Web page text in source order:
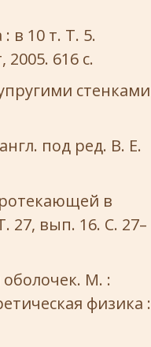
в 10 т. Т. 5.
616 с.
стенками
под ред. В. Е.
в
27, вып. 16. С. 27–
М. :
физика :